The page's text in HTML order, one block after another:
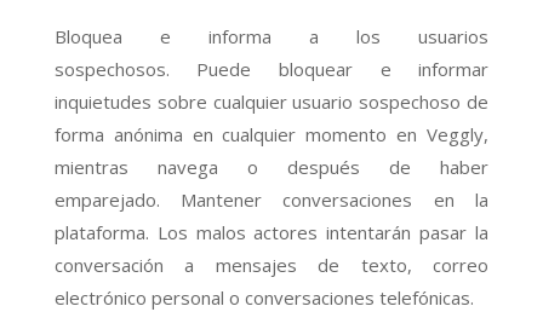
Bloquea e informa a los usuarios
sospechosos. Puede bloquear e informar
inquietudes sobre cualquier usuario sospechoso de
forma anónima en cualquier momento en Veggly,
mientras navega o después de haber
emparejado. Mantener conversaciones en la
plataforma. Los malos actores intentarán pasar la
conversación a mensajes de texto, correo
electrónico personal o conversaciones telefónicas.